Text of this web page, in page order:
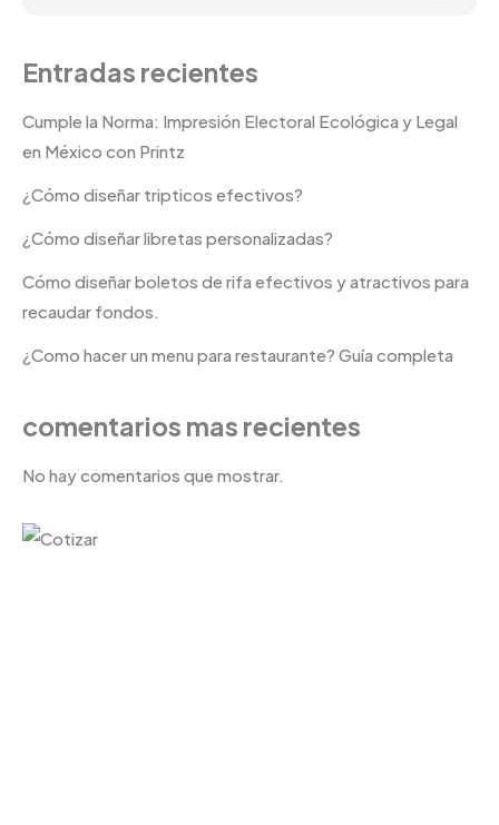
Entradas recientes
Cumple la Norma: Impresión Electoral Ecológica y Legal
en México con Printz
¿Cómo diseñar tripticos efectivos?
¿Cómo diseñar libretas personalizadas?
Cómo diseñar boletos de rifa efectivos y atractivos para
recaudar fondos.
¿Como hacer un menu para restaurante? Guía completa
comentarios mas recientes
No hay comentarios que mostrar.